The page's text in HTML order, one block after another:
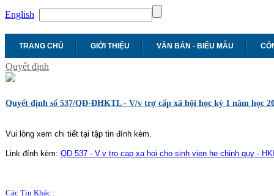
English
TRANG CHỦ GIỚI THIỆU VĂN BẢN - BIỂU MẪU
Quyết định
Quyết định số 537/QĐ-ĐHKTL - V/v trợ cấp xã hội học kỳ 1 năm học
Vui lòng xem chi tiết tại tập tin đính kèm.
Link đính kèm: QD 537 - V.v tro cap xa hoi cho sinh vien he chinh quy -
Các Tin Khác :